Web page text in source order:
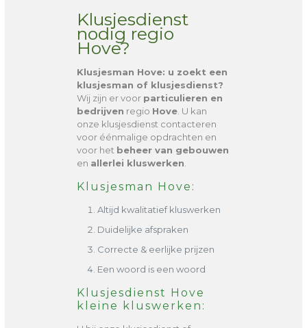
Klusjesdienst
nodig regio
Hove?
Klusjesman Hove: u zoekt een
klusjesman of klusjesdienst?
Wij zijn er voor particulieren en
bedrijven regio Hove. U kan
onze klusjesdienst contacteren
voor éénmalige opdrachten en
voor het beheer van gebouwen
en allerlei kluswerken
Klusjesman Hove:
Altijd kwalitatief kluswerken
Duidelijke afspraken
Correcte & eerlijke prijzen
Een woord is een woord
Klusjesdienst Hove
kleine kluswerken: